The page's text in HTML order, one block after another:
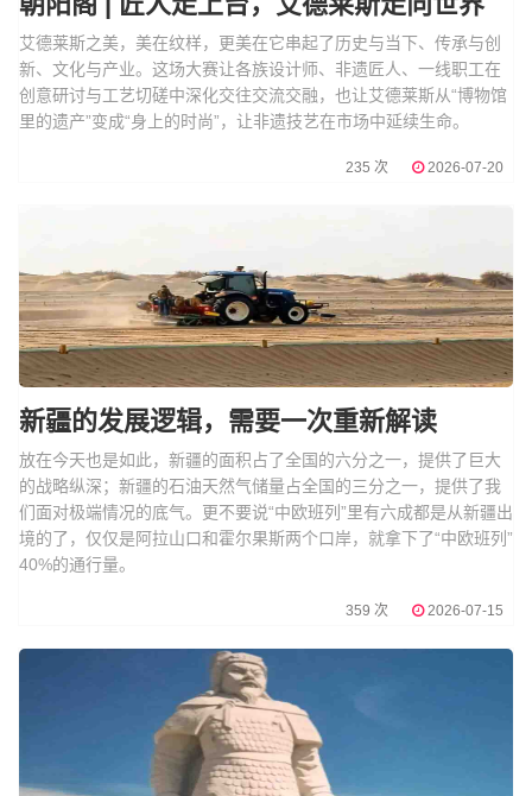
艾德莱斯之美，美在纹样，更美在它串起了历史与当下、传承与创
新、文化与产业。这场大赛让各族设计师、非遗匠人、一线职工在
创意研讨与工艺切磋中深化交往交流交融，也让艾德莱斯从“博物馆
里的遗产”变成“身上的时尚”，让非遗技艺在市场中延续生命。
235 次 2026-07-20
新疆的发展逻辑，需要一次重新解读
放在今天也是如此，新疆的面积占了全国的六分之一，提供了巨大
的战略纵深；新疆的石油天然气储量占全国的三分之一，提供了我
们面对极端情况的底气。更不要说“中欧班列”里有六成都是从新疆出
境的了，仅仅是阿拉山口和霍尔果斯两个口岸，就拿下了“中欧班列”
40%的通行量。
359 次 2026-07-15